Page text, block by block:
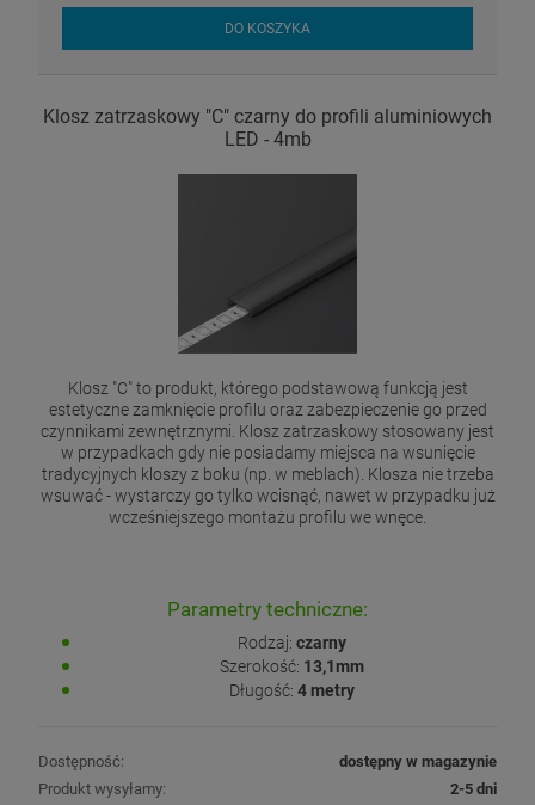
DO KOSZYKA
Klosz zatrzaskowy "C" czarny do profili aluminiowych
LED - 4mb
Klosz "C" to produkt, którego podstawową funkcją jest
estetyczne zamknięcie profilu oraz zabezpieczenie go przed
czynnikami zewnętrznymi. Klosz zatrzaskowy stosowany jest
w przypadkach gdy nie posiadamy miejsca na wsunięcie
tradycyjnych kloszy z boku (np. w meblach). Klosza nie trzeba
wsuwać - wystarczy go tylko wcisnąć, nawet w przypadku już
wcześniejszego montażu profilu we wnęce.
Parametry techniczne:
Rodzaj: czarny
Szerokość: 13,1mm
Długość: 4 metry
Dostępność:
dostępny w magazynie
Produkt wysyłamy:
2-5 dni